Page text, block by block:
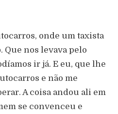
onde um taxista
Que nos levava pelo
ir já. E eu, que lhe
e não me
A coisa andou ali em
se convenceu e